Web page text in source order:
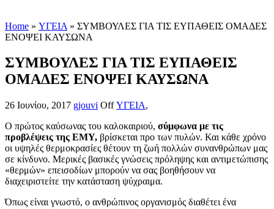
Home » ΥΓΕΙΑ » ΣΥΜΒΟΥΛΕΣ ΓΙΑ ΤΙΣ ΕΥΠΑΘΕΙΣ ΟΜΑΔΕΣ
ΕΝΟΨΕΙ ΚΑΥΣΩΝΑ
ΣΥΜΒΟΥΛΕΣ ΓΙΑ ΤΙΣ ΕΥΠΑΘΕΙΣ
ΟΜΑΔΕΣ ΕΝΟΨΕΙ ΚΑΥΣΩΝΑ
26 Ιουνίου, 2017 gjouvi Off ΥΓΕΙΑ,
Ο πρώτος καύσωνας του καλοκαιριού, σύμφωνα με τις
προβλέψεις της ΕΜΥ, βρίσκεται προ των πυλών. Και κάθε χρόνο
οι υψηλές θερμοκρασίες θέτουν τη ζωή πολλών συνανθρώπων μας
σε κίνδυνο. Μερικές βασικές γνώσεις πρόληψης και αντιμετώπισης
«θερμών» επεισοδίων μπορούν να σας βοηθήσουν να
διαχειριστείτε την κατάσταση ψύχραιμα.
Όπως είναι γνωστό, ο ανθρώπινος οργανισμός διαθέτει ένα